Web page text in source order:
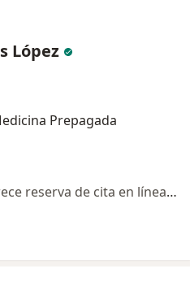
López
Prepagada
Este especialista no ofrece reserva de cita en línea en esta dirección.